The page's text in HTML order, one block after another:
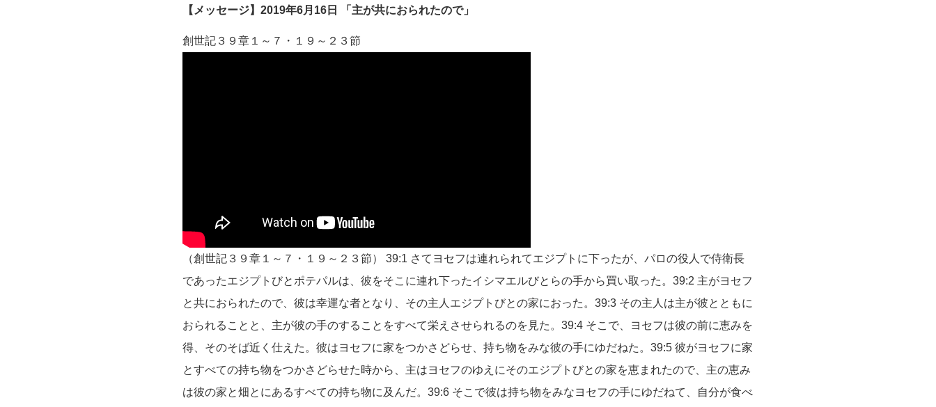
【メッセージ】2019年6月16日 「主が共におられたので」
創世記３９章１～７・１９～２３節
（創世記３９章１～７・１９～２３節） 39:1 さてヨセフは連れられてエジプトに下ったが、パロの役人で侍衛長
であったエジプトびとポテパルは、彼をそこに連れ下ったイシマエルびとらの手から買い取った。39:2 主がヨセフ
と共におられたので、彼は幸運な者となり、その主人エジプトびとの家におった。39:3 その主人は主が彼とともに
おられることと、主が彼の手のすることをすべて栄えさせられるのを見た。39:4 そこで、ヨセフは彼の前に恵みを
得、そのそば近く仕えた。彼はヨセフに家をつかさどらせ、持ち物をみな彼の手にゆだねた。39:5 彼がヨセフに家
とすべての持ち物をつかさどらせた時から、主はヨセフのゆえにそのエジプトびとの家を恵まれたので、主の恵み
は彼の家と畑とにあるすべての持ち物に及んだ。39:6 そこで彼は持ち物をみなヨセフの手にゆだねて、自分が食べ